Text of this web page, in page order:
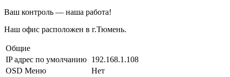
Ваш контроль — наша работа!
Наш офис расположен в г.Тюмень.
Общие
IP адрес по умолчанию 192.168.1.108
OSD Меню
Нет